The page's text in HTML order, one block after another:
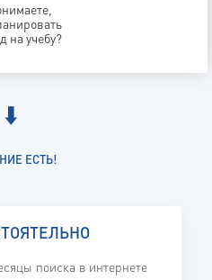
на учебу?
⬇️
ЕСТЬ!
поиска в интернете